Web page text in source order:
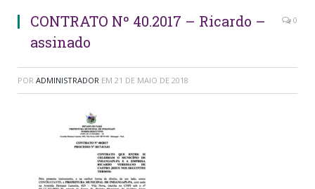
CONTRATO Nº 40.2017 – Ricardo –
assinado
0
POR ADMINISTRADOR EM 21 DE MAIO DE 2018